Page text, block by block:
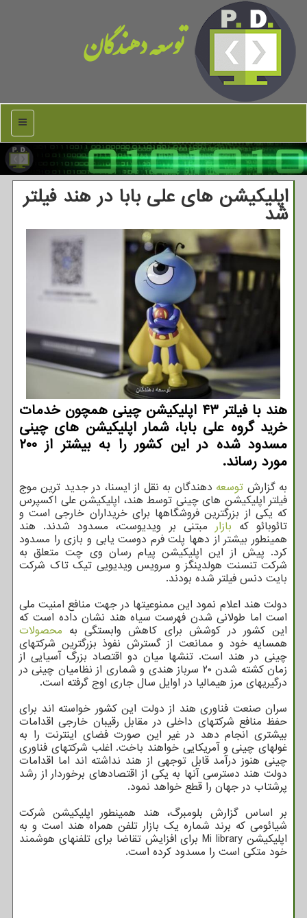
توسعه دهندگان
منو
اپلیكیشن های علی بابا در هند فیلتر
شد
هند با فیلتر ۴۳ اپلیكیشن چینی همچون خدمات
خرید گروه علی بابا، شمار اپلیكیشن های چینی
مسدود شده در این كشور را به بیشتر از ۲۰۰
مورد رساند.
به گزارش توسعه دهندگان به نقل از ایسنا، در جدید ترین موج
فیلتر اپلیکیشن های چینی توسط هند، اپلیکیشن علی اکسپرس
که یکی از بزرگترین فروشگاهها برای خریداران خارجی است و
تائوبائو که بازار مبتنی بر ویدیوست، مسدود شدند. هند
همینطور بیشتر از دهها پلت فرم دوست یابی و بازی را مسدود
کرد. پیش از این اپلیکیشن پیام رسان وی چت متعلق به
شرکت تنسنت هولدینگز و سرویس ویدیویی تیک تاک شرکت
بایت دنس فیلتر شده بودند.
دولت هند اعلام نمود این ممنوعیتها در جهت منافع امنیت ملی
است اما طولانی شدن فهرست سیاه هند نشان داده است که
این کشور در کوشش برای کاهش وابستگی به محصولات
همسایه خود و ممانعت از گسترش نفوذ بزرگترین شرکتهای
چینی در هند است. تنشها میان دو اقتصاد بزرگ آسیایی از
زمان کشته شدن ۲۰ سرباز هندی و شماری از نظامیان چینی در
درگیریهای مرز هیمالیا در اوایل سال جاری اوج گرفته است.
سران صنعت فناوری هند از دولت این کشور خواسته اند برای
حفظ منافع شرکتهای داخلی در مقابل رقیبان خارجی اقدامات
بیشتری انجام دهد در غیر این صورت فضای اینترنت را به
غولهای چینی و آمریکایی خواهند باخت. اغلب شرکتهای فناوری
چینی هنوز درآمد قابل توجهی از هند نداشته اند اما اقدامات
دولت هند دسترسی آنها به یکی از اقتصادهای برخوردار از رشد
پرشتاب در جهان را قطع خواهد نمود.
بر اساس گزارش بلومبرگ، هند همینطور اپلیکیشن شرکت
شیائومی که برند شماره یک بازار تلفن همراه هند است و به
اپلیکیشن Mi library برای افزایش تقاضا برای تلفنهای هوشمند
خود متکی است را مسدود کرده است.